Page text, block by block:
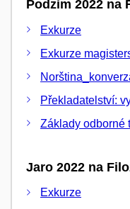
Podzim 2022 na
Exkurze
Exkurze
Překladatelství:
Základy odborné
Jaro 2022 na
Exkurze